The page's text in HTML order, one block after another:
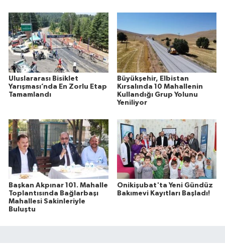
Uluslararası Bisiklet
Yarışması’nda En Zorlu Etap
Tamamlandı
Büyükşehir, Elbistan
Kırsalında 10 Mahallenin
Kullandığı Grup Yolunu
Yeniliyor
Başkan Akpınar 101. Mahalle
Toplantısında Bağlarbaşı
Mahallesi Sakinleriyle
Buluştu
Onikişubat'ta Yeni Gündüz
Bakımevi Kayıtları Başladı!